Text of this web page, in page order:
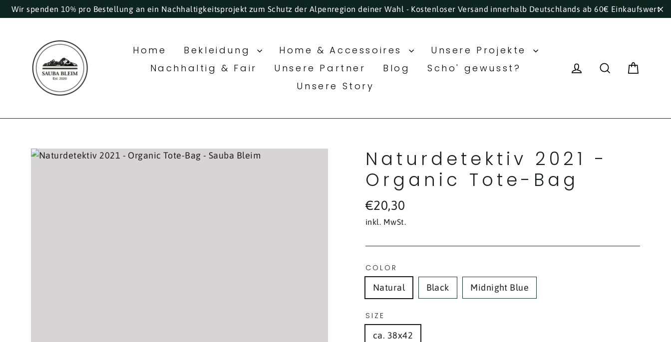
Direkt
zum
Wir spenden 10% pro Bestellung an ein Nachhaltigkeitsprojekt zum Schutz der Alpenregion deiner Wahl - Kostenloser Versand innerhalb Deutschlands ab 60€ Einkaufswert
Home Bekleidung Home & Accessoires
Unsere Projekte
Nachhaltig & Fair
Unsere Partner Blog
Scho' gewusst?
Unsere Story
Einloggen
Suche
Naturdetektiv 2021 -
Organic Tote-Bag
Normaler
Preis
€20,30
inkl. MwSt.
COLOR
Natural Black Midnight Blue
SIZE
ca. 38x42